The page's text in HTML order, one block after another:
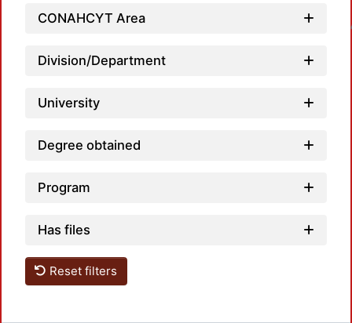
CONAHCYT Area
Division/Department
University
Degree obtained
Program
Has files
Reset filters